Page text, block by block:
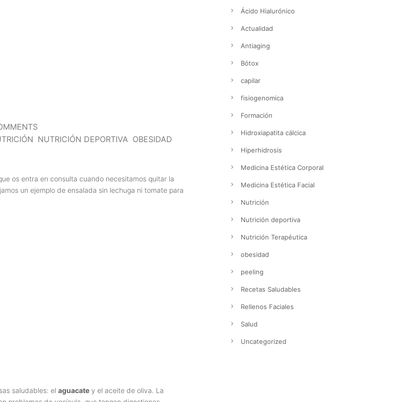
NUTRICIÓN DEPORTIVA OBESIDAD
os entra en consulta cuando necesitamos quitar la
un ejemplo de ensalada sin lechuga ni tomate para
saludables: el aguacate y el aceite de oliva. La
Ácido Hialurónico
Actualidad
Antiaging
Bótox
capilar
fisiogenomica
Formación
Hidroxiapatita cálcica
Hiperhidrosis
Medicina Estética Corporal
Medicina Estética Facial
Nutrición
Nutrición deportiva
Nutrición Terapéutica
obesidad
peeling
Recetas Saludables
Rellenos Faciales
Salud
Uncategorized